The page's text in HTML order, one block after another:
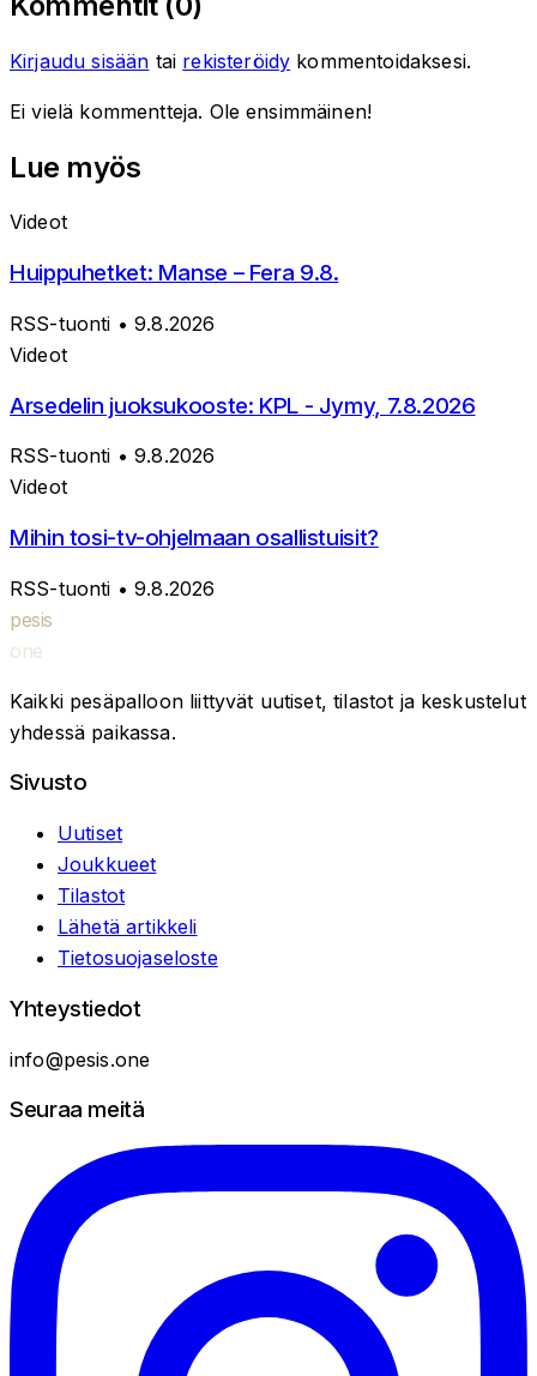
Kirjaudu sisään tai rekisteröidy kommentoidaksesi.
Ei vielä kommentteja. Ole ensimmäinen!
Lue myös
Videot
Huippuhetket: Manse – Fera 9.8.
RSS-tuonti • 9.8.2026
Videot
Arsedelin juoksukooste: KPL - Jymy, 7.8.2026
RSS-tuonti • 9.8.2026
Videot
Mihin tosi-tv-ohjelmaan osallistuisit?
RSS-tuonti • 9.8.2026
pesis
one
Kaikki pesäpalloon liittyvät uutiset, tilastot ja keskustelut
yhdessä paikassa.
Sivusto
Uutiset
Joukkueet
Tilastot
Lähetä artikkeli
Tietosuojaseloste
Yhteystiedot
info@pesis.one
Seuraa meitä